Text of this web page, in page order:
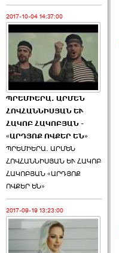
2017-10-04 14:37:00
ՊՐԵՄԻԵՐԱ. ԱՐՄԵՆ
ՀՈՎՀԱՆՆԻՍՅԱՆ ԵՒ
ՀԱԿՈԲ ՀԱԿՈԲՅԱՆ -
«ԱՐԴՅՈՔ ՈՎՔԵՐ ԵՆ»
ՊՐԵՄԻԵՐԱ. ԱՐՄԵՆ
ՀՈՎՀԱՆՆԻՍՅԱՆ ԵՒ ՀԱԿՈԲ
ՀԱԿՈԲՅԱՆ «ԱՐԴՅՈՔ
ՈՎՔԵՐ ԵՆ»
2017-09-19 13:23:00